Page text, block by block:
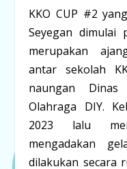
KKO CUP #2
Seyegan dimulai
merupakan
antar sekolah
naungan Dinas
Olahraga DIY.
2023 lalu
mengadakan
dilakukan secara